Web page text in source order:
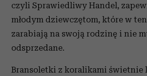
czyli Sprawiedliwy Handel,
młodym dziewczętom, które w
zarabiają na swoją rodzinę i nie
odsprzedane.
Bransoletki z koralikami świetnie